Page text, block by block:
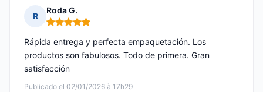
R
Roda G.
Nota: 5 de 5
Publicado el 02/01/2026 à 17h29
Rápida entrega y perfecta empaquetación. Los
productos son fabulosos. Todo de primera. Gran
satisfacción